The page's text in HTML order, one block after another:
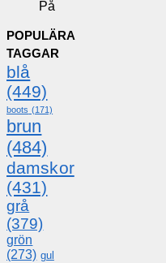
På
POPULÄRA
TAGGAR
blå
(449)
boots (171)
brun
(484)
damskor
(431)
grå
(379)
grön
(273) gul